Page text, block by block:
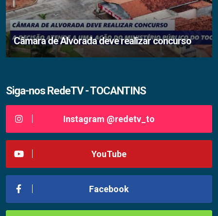
Câmara de Alvorada deve realizar concurso
Siga-nos RedeTV - TOCANTINS
Instagram @redetv_to
YouTube
Facebook